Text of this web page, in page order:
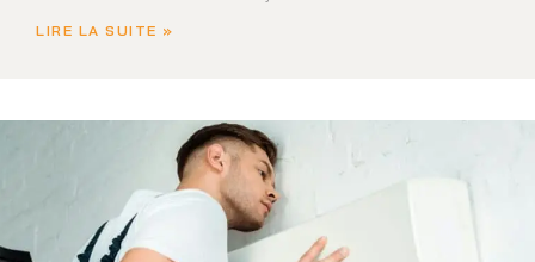
LIRE LA SUITE »